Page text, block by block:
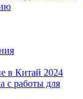
в Китай 2024
с работы для